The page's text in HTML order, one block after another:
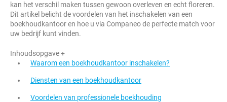
kan het verschil maken tussen gewoon overleven en echt floreren.
Dit artikel belicht de voordelen van het inschakelen van een
boekhoudkantoor en hoe u via Companeo de perfecte match voor
uw bedrijf kunt vinden.
Inhoudsopgave +
Waarom een boekhoudkantoor inschakelen?
Diensten van een boekhoudkantoor
Voordelen van professionele boekhouding